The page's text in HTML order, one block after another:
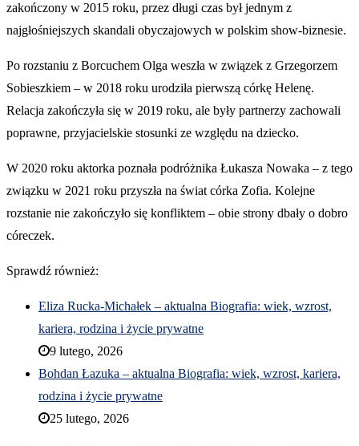
zakończony w 2015 roku, przez długi czas był jednym z
najgłośniejszych skandali obyczajowych w polskim show-biznesie.
Po rozstaniu z Borcuchem Olga weszła w związek z Grzegorzem
Sobieszkiem – w 2018 roku urodziła pierwszą córkę Helenę.
Relacja zakończyła się w 2019 roku, ale były partnerzy zachowali
poprawne, przyjacielskie stosunki ze względu na dziecko.
W 2020 roku aktorka poznała podróżnika Łukasza Nowaka – z tego
związku w 2021 roku przyszła na świat córka Zofia. Kolejne
rozstanie nie zakończyło się konfliktem – obie strony dbały o dobro
córeczek.
Sprawdź również:
Eliza Rucka-Michałek – aktualna Biografia: wiek, wzrost,
kariera, rodzina i życie prywatne
9 lutego, 2026
Bohdan Łazuka – aktualna Biografia: wiek, wzrost, kariera,
rodzina i życie prywatne
25 lutego, 2026